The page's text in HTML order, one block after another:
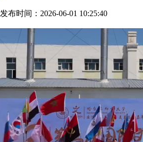
发布时间：2026-06-01 10:25:40